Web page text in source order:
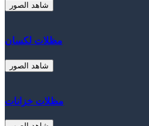
شاهد الصور
مظلات لكسان
شاهد الصور
مظلات خزانات